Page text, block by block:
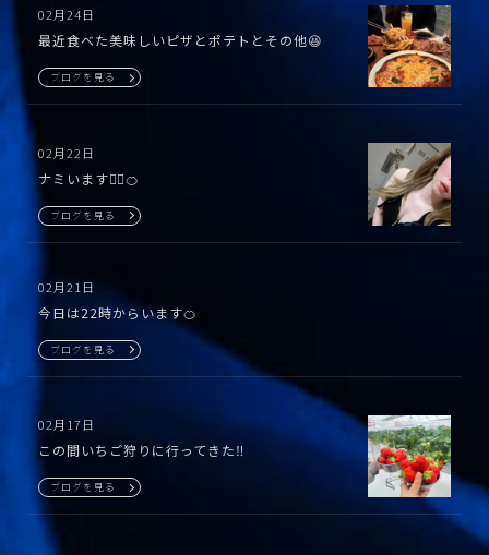
02月24日
最近食べた美味しいピザとポテトとその他😆
ブログを見る
02月22日
ナミいます🙋‍♀️🍊
ブログを見る
02月21日
今日は22時からいます🍊
ブログを見る
02月17日
この間いちご狩りに行ってきた‼️
ブログを見る